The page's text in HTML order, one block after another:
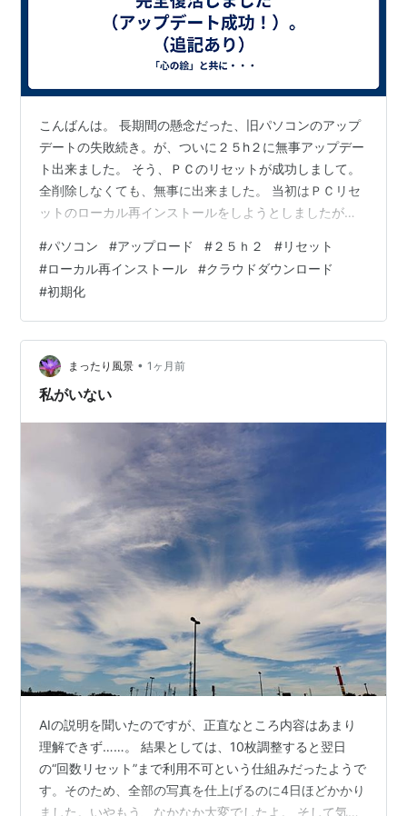
こんばんは。 長期間の懸念だった、旧パソコンのアップ
デートの失敗続き。が、ついに２５h２に無事アップデー
ト出来ました。 そう、ＰＣのリセットが成功しまして。
全削除しなくても、無事に出来ました。 当初はＰＣリセ
ットのローカル再インストールをしようとしましたが、
しましたら、そっちは成功しまして。 （そもそも、この
ローカル再インストールとクラウドダウンロード、とい
う単語も今回初めて知った。） データ全削除のリセット
に至らなくて良かったですわ・・・。リセットつまり
は、初期化ですね。 昔はリセットなんて、それ程細かく
分かれておらず、全削除か一部データを残…
#パソコン #アップロード #２５ｈ２ #リセット
#ローカル再インストール #クラウドダウンロード
#初期化
まったり風景 • 1ヶ月前
私がいない
AIの説明を聞いたのですが、正直なところ内容はあまり
理解できず……。 結果としては、10枚調整すると翌日
の“回数リセット”まで利用不可という仕組みだったようで
す。そのため、全部の写真を仕上げるのに4日ほどかかり
ました。いやもう、なかなか大変でしたよ。 そして気づ